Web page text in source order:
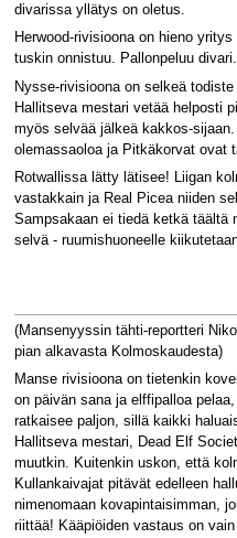
divarissa yllätys on oletus.
Herwood-rivisioona on hieno
tuskin onnistuu. Pallonpeluu divari.
Nysse-rivisioona on selkeä
Hallitseva mestari vetää helposti
myös selvää jälkeä kakkos-
olemassaoloa ja Pitkäkorvat ovat
Rotwallissa lätty lätisee! Liigan
vastakkain ja Real Picea niiden
Sampsakaan ei tiedä ketkä täältä
selvä - ruumishuoneelle
(Mansenyyssin tähti-reportteri
pian alkavasta Kolmoskaudesta)
Manse rivisioona on tietenkin
on päivän sana ja elffipalloa
ratkaisee paljon, sillä kaikki
Hallitseva mestari, Dead Elf
muutkin. Kuitenkin uskon, että
Kullankaivajat pitävät edelleen
nimenomaan kovapintaisimman,
riittää! Kääpiöiden vastaus on